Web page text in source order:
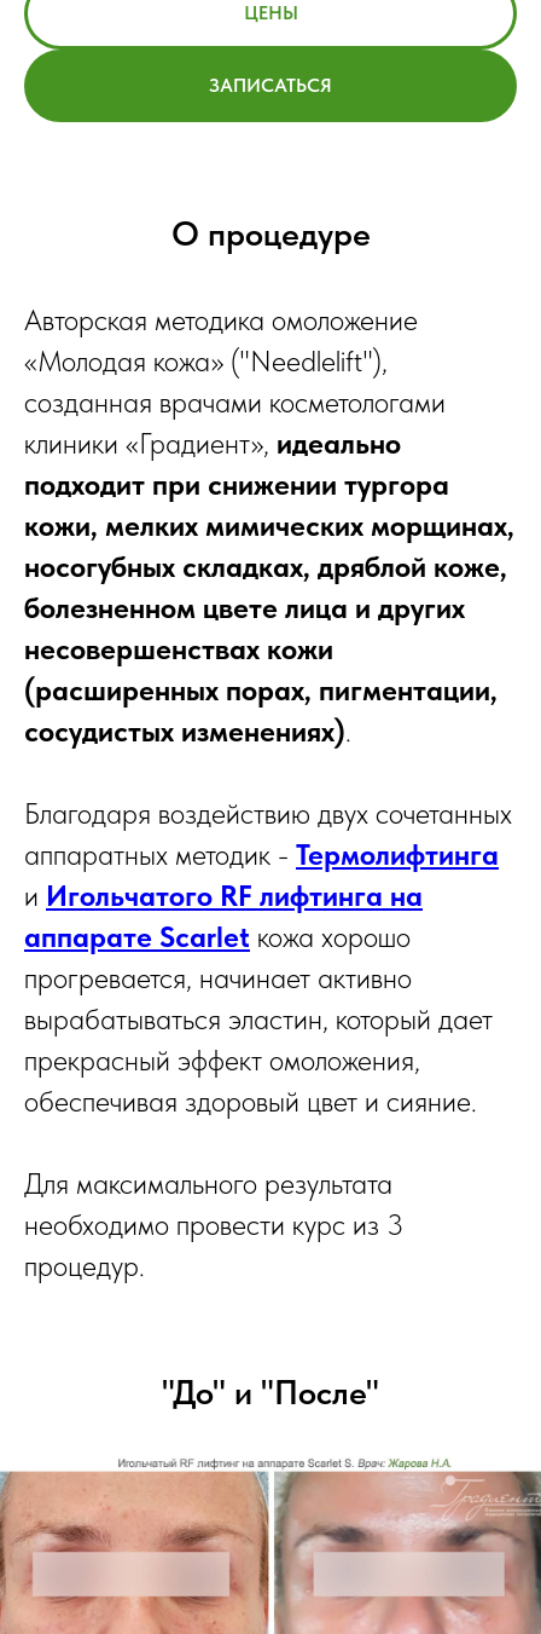
ЦЕНЫ
ЗАПИСАТЬСЯ
О процедуре
Авторская методика омоложение
«Молодая кожа» ("Needlelift"),
созданная врачами косметологами
клиники «Градиент», идеально
подходит при снижении тургора
кожи, мелких мимических морщинах,
носогубных складках, дряблой коже,
болезненном цвете лица и других
несовершенствах кожи
(расширенных порах, пигментации,
сосудистых изменениях).
Благодаря воздействию двух сочетанных
аппаратных методик - Термолифтинга
и Игольчатого RF лифтинга на
аппарате Scarlet кожа хорошо
прогревается, начинает активно
вырабатываться эластин, который дает
прекрасный эффект омоложения,
обеспечивая здоровый цвет и сияние.
Для максимального результата
необходимо провести курс из 3
процедур.
"До" и "После"